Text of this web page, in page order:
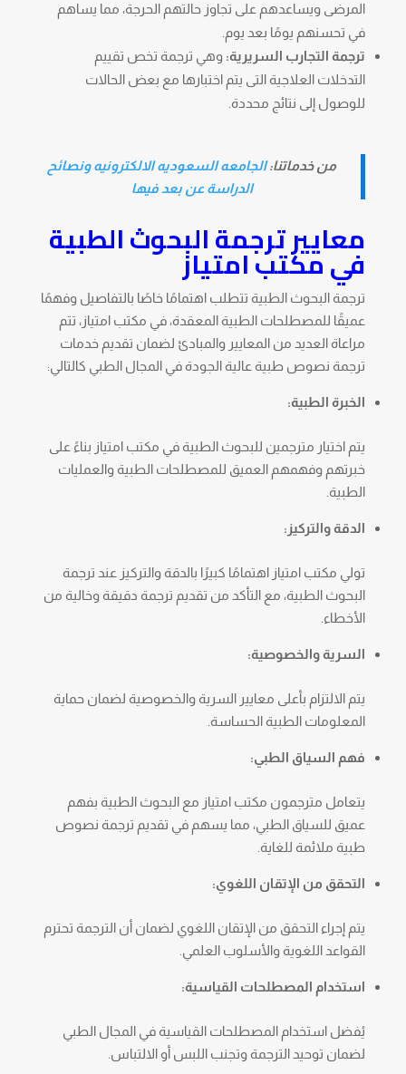
المرضى ويساعدهم على تجاوز حالتهم الحرجة، مما يساهم
في تحسنهم يومًا بعد يوم.
ترجمة التجارب السريرية: وهي ترجمة تخص تقييم
التدخلات العلاجية التى يتم اختبارها مع بعض الحالات
للوصول إلى نتائج محددة.
من خدماتنا:الجامعه السعوديه الالكترونيه ونصائح
الدراسة عن بعد فيها
معايير ترجمة البحوث الطبية
في مكتب امتياز
ترجمة البحوث الطبية تتطلب اهتمامًا خاصًا بالتفاصيل وفهمًا
عميقًا للمصطلحات الطبية المعقدة، في مكتب امتياز، تتم
مراعاة العديد من المعايير والمبادئ لضمان تقديم خدمات
ترجمة نصوص طبية عالية الجودة في المجال الطبي كالتالي:
الخبرة الطبية:
يتم اختيار مترجمين للبحوث الطبية في مكتب امتياز بناءً على
خبرتهم وفهمهم العميق للمصطلحات الطبية والعمليات
الطبية.
الدقة والتركيز:
تولي مكتب امتياز اهتمامًا كبيرًا بالدقة والتركيز عند ترجمة
البحوث الطبية، مع التأكد من تقديم ترجمة دقيقة وخالية من
الأخطاء.
السرية والخصوصية:
يتم الالتزام بأعلى معايير السرية والخصوصية لضمان حماية
المعلومات الطبية الحساسة.
فهم السياق الطبي:
يتعامل مترجمون مكتب امتياز مع البحوث الطبية بفهم
عميق للسياق الطبي، مما يسهم في تقديم ترجمة نصوص
طبية ملائمة للغاية.
التحقق من الإتقان اللغوي:
يتم إجراء التحقق من الإتقان اللغوي لضمان أن الترجمة تحترم
القواعد اللغوية والأسلوب العلمي.
استخدام المصطلحات القياسية:
يُفضل استخدام المصطلحات القياسية في المجال الطبي
لضمان توحيد الترجمة وتجنب اللبس أو الالتباس.